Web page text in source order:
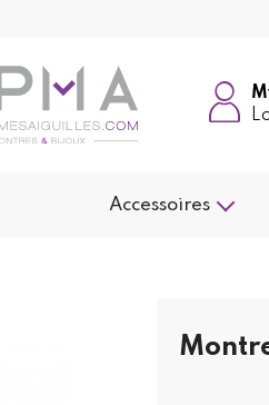
Accessoires